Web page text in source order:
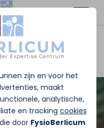
zijn en voor het
maakt
analytische,
en tracking cookies
door FysioBerlicum